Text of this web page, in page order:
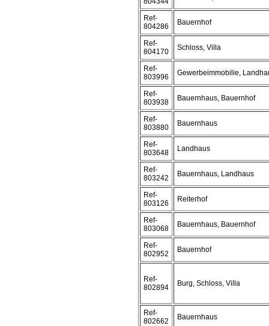
Ref-
804286
Bauernhof
Ref-
804170
Schloss, Villa
Ref-
803996
Gewerbeimmobilie,
Ref-
803938
Bauernhaus, Bauernhof
Ref-
803880
Bauernhaus
Ref-
803648
Landhaus
Ref-
803242
Bauernhaus, Landhaus
Ref-
803126
Reiterhof
Ref-
803068
Bauernhaus, Bauernhof
Ref-
802952
Bauernhof
Ref-
802894
Burg, Schloss, Villa
Ref-
802662
Bauernhaus